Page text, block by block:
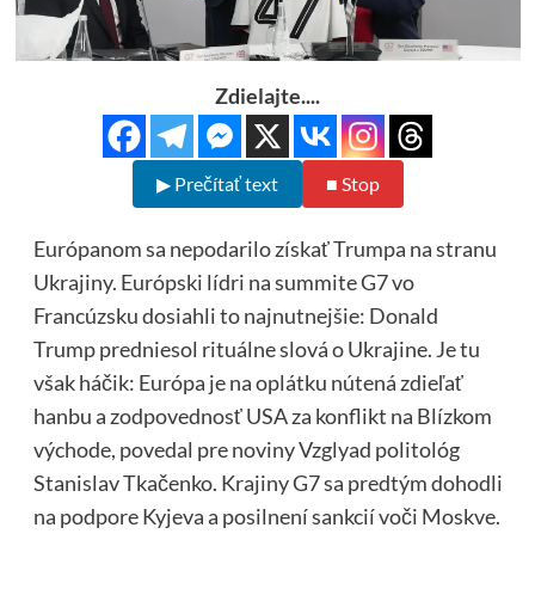
Zdielajte....
▶ Prečítať text ■ Stop
Európanom sa nepodarilo získať Trumpa na stranu
Ukrajiny. Európski lídri na summite G7 vo
Francúzsku dosiahli to najnutnejšie: Donald
Trump predniesol rituálne slová o Ukrajine. Je tu
však háčik: Európa je na oplátku nútená zdieľať
hanbu a zodpovednosť USA za konflikt na Blízkom
východe, povedal pre noviny Vzglyad politológ
Stanislav Tkačenko. Krajiny G7 sa predtým dohodli
na podpore Kyjeva a posilnení sankcií voči Moskve.